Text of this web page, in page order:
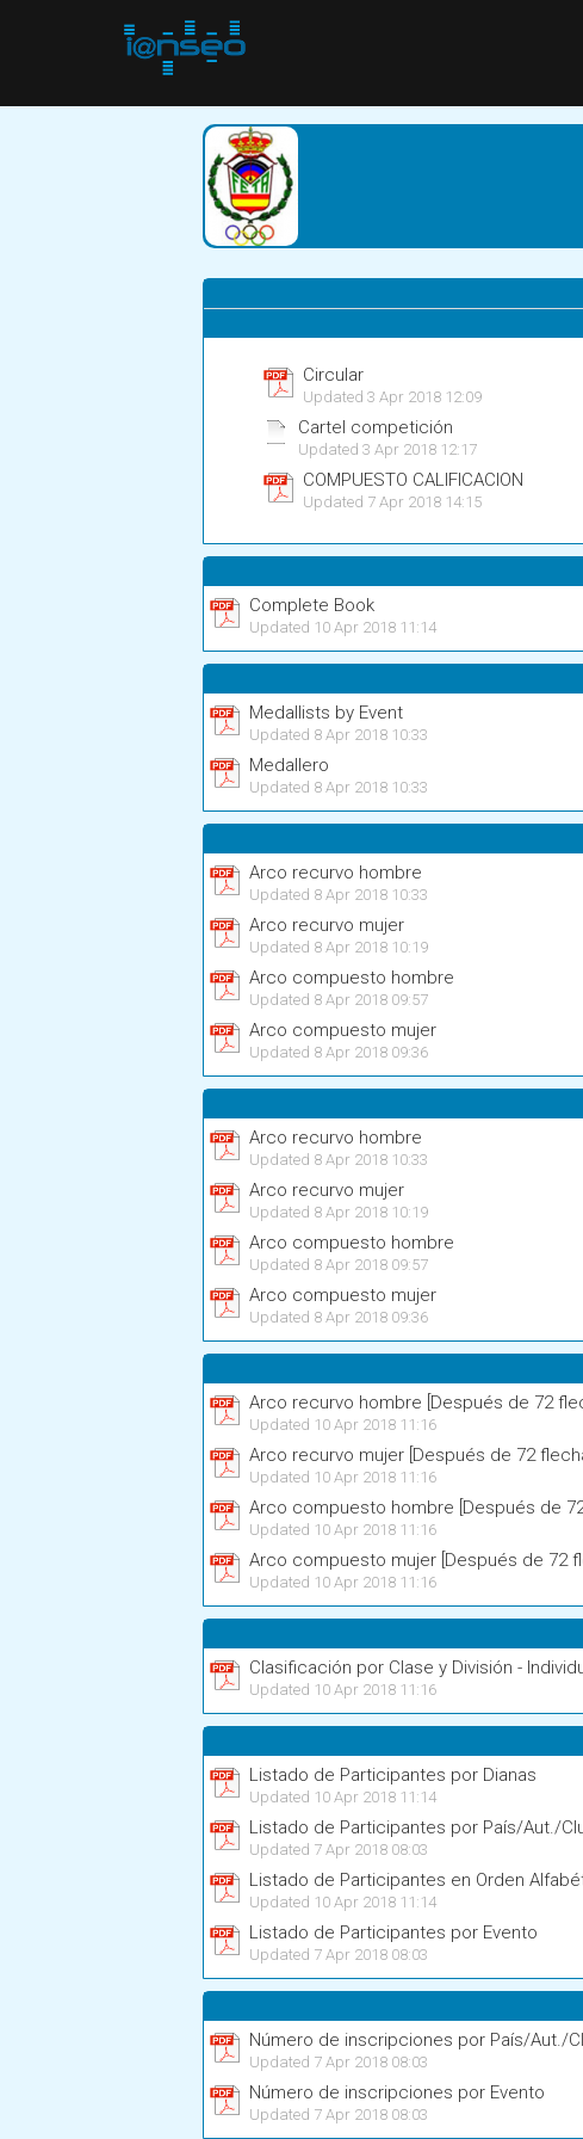
Circular
Updated 3 Apr 2018 12:09
Cartel competición
Updated 3 Apr 2018 12:17
COMPUESTO CALIFICACION
Updated 7 Apr 2018 14:15
Complete Book
Updated 10 Apr 2018 11:14
Medallists by Event
Updated 8 Apr 2018 10:33
Medallero
Updated 8 Apr 2018 10:33
Arco recurvo hombre
Updated 8 Apr 2018 10:33
Arco recurvo mujer
Updated 8 Apr 2018 10:19
Arco compuesto hombre
Updated 8 Apr 2018 09:57
Arco compuesto mujer
Updated 8 Apr 2018 09:36
Arco recurvo hombre
Updated 8 Apr 2018 10:33
Arco recurvo mujer
Updated 8 Apr 2018 10:19
Arco compuesto hombre
Updated 8 Apr 2018 09:57
Arco compuesto mujer
Updated 8 Apr 2018 09:36
Arco recurvo hombre [Después de 72
Updated 10 Apr 2018 11:16
Arco recurvo mujer [Después de 72
Updated 10 Apr 2018 11:16
Arco compuesto hombre [Después de
Updated 10 Apr 2018 11:16
Arco compuesto mujer [Después de 72
Updated 10 Apr 2018 11:16
Clasificación por Clase y División -
Updated 10 Apr 2018 11:16
Listado de Participantes por Dianas
Updated 10 Apr 2018 11:14
Listado de Participantes por País/Aut./
Updated 7 Apr 2018 08:03
Listado de Participantes en Orden
Updated 10 Apr 2018 11:14
Listado de Participantes por Evento
Updated 7 Apr 2018 08:03
Número de inscripciones por País/Aut./
Updated 7 Apr 2018 08:03
Número de inscripciones por Evento
Updated 7 Apr 2018 08:03